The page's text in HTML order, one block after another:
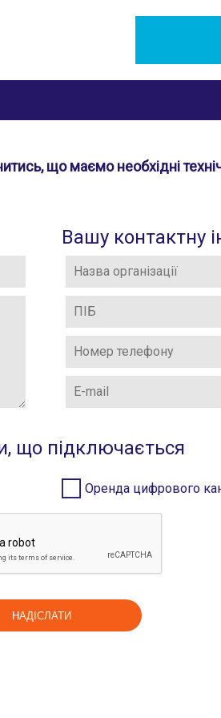
що маємо необхідні
Вашу контактну
що підключається
Оренда цифрового
НАДІСЛАТИ